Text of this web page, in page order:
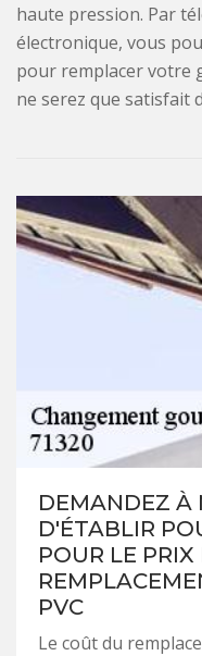
haute pression. Par
électronique, vous
pour remplacer votre
ne serez que satisfait
DEMANDEZ À
D'ÉTABLIR
POUR LE PRIX
PVC
Le coût du